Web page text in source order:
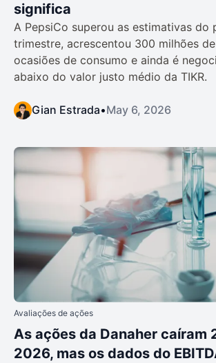
significa
A PepsiCo superou as estimativas do
trimestre, acrescentou 300 milhões
ocasiões de consumo e ainda é
abaixo do valor justo médio da TIKR.
Gian Estrada•May 6, 2026
Avaliações de ações
As ações da Danaher caíram
2026, mas os dados do